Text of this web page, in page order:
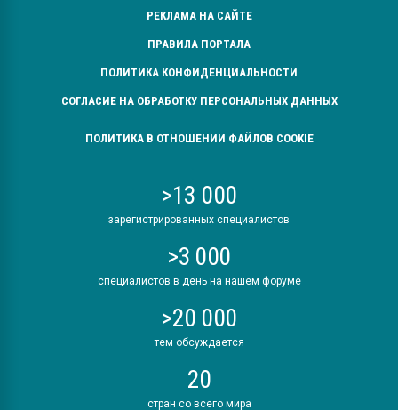
РЕКЛАМА НА САЙТЕ
ПРАВИЛА ПОРТАЛА
ПОЛИТИКА КОНФИДЕНЦИАЛЬНОСТИ
СОГЛАСИЕ НА ОБРАБОТКУ ПЕРСОНАЛЬНЫХ ДАННЫХ
ПОЛИТИКА В ОТНОШЕНИИ ФАЙЛОВ COOKIE
>13 000
зарегистрированных специалистов
>3 000
специалистов в день на нашем форуме
>20 000
тем обсуждается
20
стран со всего мира